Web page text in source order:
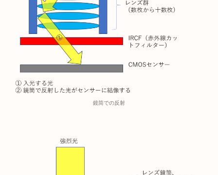
鏡筒での反射